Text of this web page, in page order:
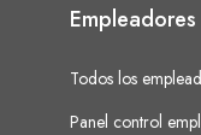
Empleadores
Todos los
Panel control